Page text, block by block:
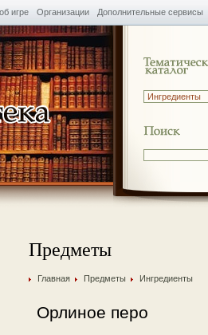
игре Организации Дополнительные сервисы
Предметы
Главная Предметы Ингредиенты
Орлиное перо